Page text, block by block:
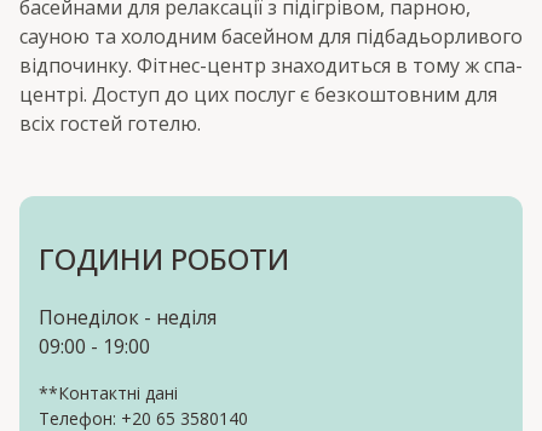
басейнами для релаксації з підігрівом, парною,
сауною та холодним басейном для підбадьорливого
відпочинку. Фітнес-центр знаходиться в тому ж спа-
центрі. Доступ до цих послуг є безкоштовним для
всіх гостей готелю.
ГОДИНИ РОБОТИ
Понеділок - неділя
09:00 - 19:00
**Контактні дані
Телефон: +20 65 3580140